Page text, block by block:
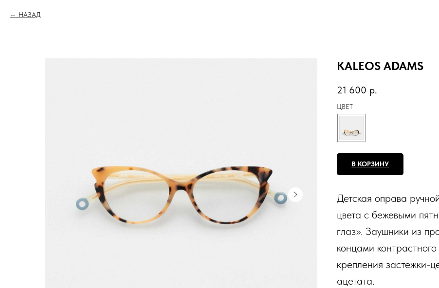
НАЗАД
KALEOS ADAMS
21 600 р.
ЦВЕТ
В КОРЗИНУ
Детская оправа
цвета с бежевыми
глаз». Заушники из
концами контрастного
крепления застежки-
ацетата.